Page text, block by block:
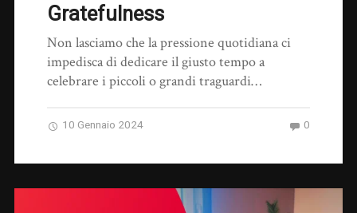
Gratefulness
Non lasciamo che la pressione quotidiana ci
impedisca di dedicare il giusto tempo a
celebrare i piccoli o grandi traguardi…
10 Gennaio 2024 0